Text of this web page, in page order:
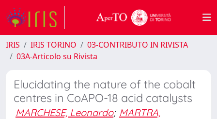
IRIS IRIS TORINO
03-CONTRIBUTO IN RIVISTA
03A-Articolo su Rivista
Elucidating the nature of the cobalt
centres in CoAPO-18 acid catalysts
MARCHESE, Leonardo; MARTRA,